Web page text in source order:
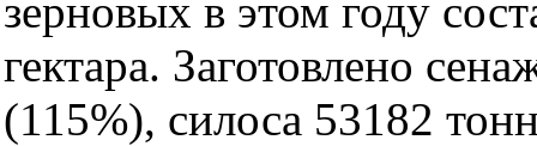
зерновых в этом году
гектара. Заготовлено
(115%), силоса 53182